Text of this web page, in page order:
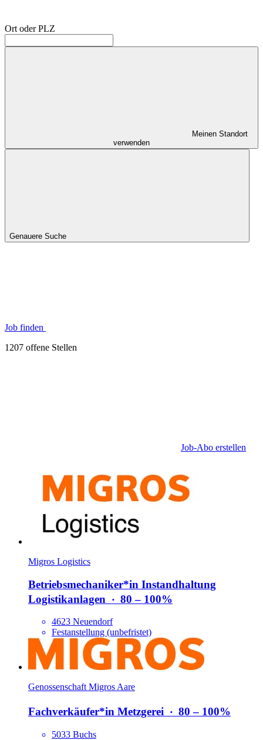
Ort oder PLZ
Meinen Standort
verwenden
Genauere Suche
Job finden
1207 offene Stellen
Job-Abo erstellen
Migros Logistics
Betriebsmechani­ker*​in Instandhaltung
Logistikanlagen ‧ 80 – 100%
4623 Neuendorf
Festanstellung (unbefristet)
Genossenschaft Migros Aare
Fachverkäufer*​in Metzgerei ‧ 80 – 100%
5033 Buchs